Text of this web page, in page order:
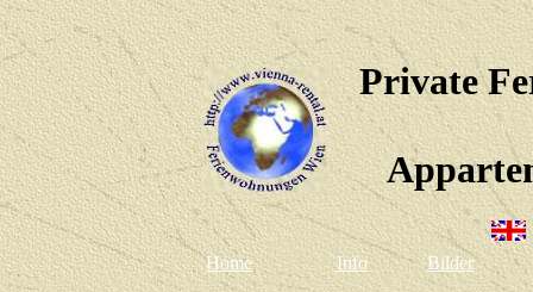
Private
Home Info Bilder